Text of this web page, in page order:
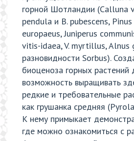
горной Шотландии (Calluna
pendula и B. pubescens,
europaeus, Juniperus
vitis-idaea, V. myrtillus, Alnus
разновидности Sorbus).
биоценоза горных растений
возможность выращивать
редкие и требовательные
как грушанка средняя
К нему примыкает
где можно ознакомиться с